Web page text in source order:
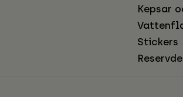
Kepsar
Stickers